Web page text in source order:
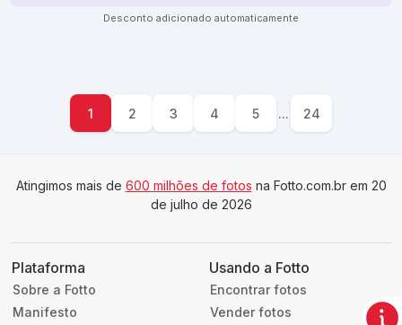
Desconto adicionado automaticamente
1 2 3 4 5 ... 24
Atingimos mais de 600 milhões de fotos na Fotto.com.br em 20
de julho de 2026
Plataforma
Sobre a Fotto
Manifesto
Usando a Fotto
Encontrar fotos
Vender fotos